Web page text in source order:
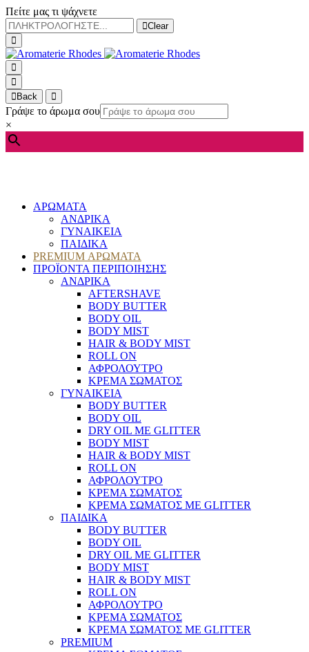
Πείτε μας τι ψάχνετε
Clear
Back
Γράψε το άρωμα σου
×
ΑΡΩΜΑΤΑ
ΑΝΔΡΙΚΑ
ΓΥΝΑΙΚΕΙΑ
ΠΑΙΔΙΚΑ
PREMIUM ΑΡΩΜΑΤΑ
ΠΡΟΪΟΝΤΑ ΠΕΡΙΠΟΙΗΣΗΣ
ΑΝΔΡΙΚΑ
AFTERSHAVE
BODY BUTTER
BODY OIL
BODY MIST
HAIR & BODY MIST
ROLL ON
ΑΦΡΟΛΟΥΤΡΟ
ΚΡΕΜΑ ΣΩΜΑΤΟΣ
ΓΥΝΑΙΚΕΙΑ
BODY BUTTER
BODY OIL
DRY OIL ΜΕ GLITTER
BODY MIST
HAIR & BODY MIST
ROLL ON
ΑΦΡΟΛΟΥΤΡΟ
ΚΡΕΜΑ ΣΩΜΑΤΟΣ
ΚΡΕΜΑ ΣΩΜΑΤΟΣ ΜΕ GLITTER
ΠΑΙΔΙΚΑ
BODY BUTTER
BODY OIL
DRY OIL ΜΕ GLITTER
BODY MIST
HAIR & BODY MIST
ROLL ON
ΑΦΡΟΛΟΥΤΡΟ
ΚΡΕΜΑ ΣΩΜΑΤΟΣ
ΚΡΕΜΑ ΣΩΜΑΤΟΣ ΜΕ GLITTER
PREMIUM